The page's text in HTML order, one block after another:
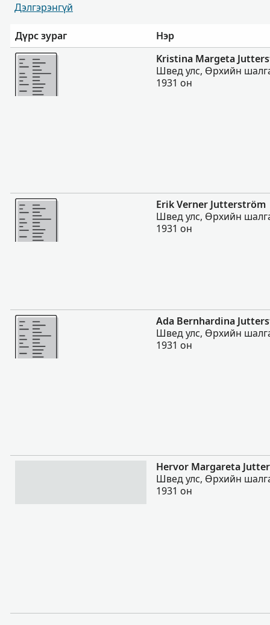
Дэлгэрэнгүй
Дүрс зураг
Нэр
Нэмэх
Kristina Margeta
Швед улс, Өрхийн
1931 он
Нэмэх
Erik Verner Jutterström
Швед улс, Өрхийн
1931 он
Нэмэх
Ada Bernhardina
Швед улс, Өрхийн
1931 он
Hervor Margareta
Швед улс, Өрхийн
1931 он